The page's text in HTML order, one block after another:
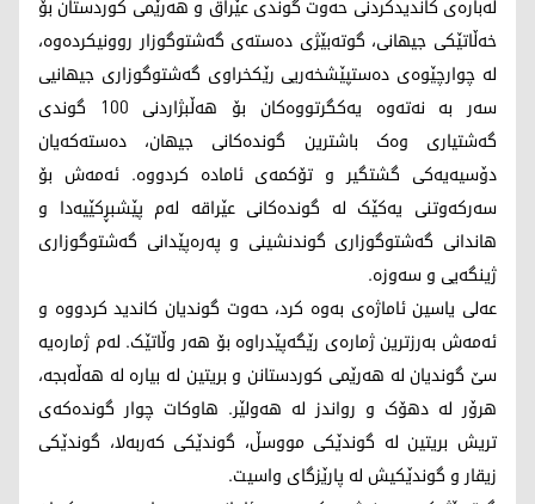
لەبارەی کاندیدکردنی حەوت گوندی عێراق و هەرێمی کوردستان بۆ
خەڵاتێکی جیهانی، گوتەبێژی دەستەی گەشتوگوزار روونیکردەوە،
لە چوارچێوەی دەستپێشخەریی رێکخراوی گەشتوگوزاری جیهانیی
سەر بە نەتەوە یەکگرتووەکان بۆ هەڵبژاردنی 100 گوندی
گەشتیاری وەک باشترین گوندەکانی جیهان، دەستەکەیان
دۆسیەیەکی گشتگیر و تۆکمەی ئامادە کردووە. ئەمەش بۆ
سەرکەوتنی یەکێک لە گوندەکانی عێراقە لەم پێشبڕکێیەدا و
هاندانی گەشتوگوزاری گوندنشینی و پەرەپێدانی گەشتوگوزاری
ژینگەیی و سەوزە.
عەلی یاسین ئاماژەی بەوە کرد، حەوت گوندیان کاندید کردووە و
ئەمەش بەرزترین ژمارەی رێگەپێدراوە بۆ هەر وڵاتێک. لەم ژمارەیە
سێ گوندیان لە هەرێمی کوردستانن و بریتین لە بیارە لە هەڵەبجە،
هرۆر لە دهۆک و رواندز لە هەولێر. هاوکات چوار گوندەکەی
تریش بریتین لە گوندێکی مووسڵ، گوندێکی کەربەلا، گوندێکی
زیقار و گوندێکیش لە پارێزگای واسیت.